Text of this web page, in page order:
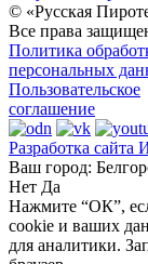
© «Русская
Все права
Политика
персональных
Пользовательское
соглашение
Разработка сайта
Ваш город:
Нет Да
Нажмите “ОК”,
cookie и ваших
для аналитики.